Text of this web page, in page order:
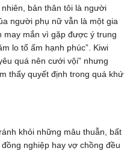
bản thân tôi là người
người phụ nữ vẫn là một gia
may mắn vì gặp được ý trung
lo tổ ấm hạnh phúc”. Kiwi
quá nên cưới vội” nhưng
thấy quyết định trong quá khứ
khỏi những mâu thuẫn, bất
nghiệp hay vợ chồng đều